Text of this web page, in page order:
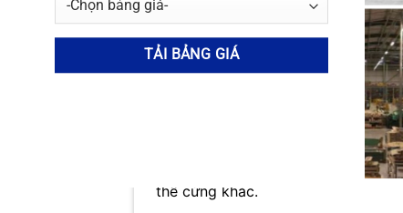
từ năng lượng đến hàng không vũ
Vềđặc tính cơ học thép 1.4313sở
hiện khả năng chịu lực lớn trước
trong khoảng 550-650 MPa,
, một chỉ số
của vật liệu biến dạng dẻo trước
trong khoảng 200-250 HB
thể cứng khác.